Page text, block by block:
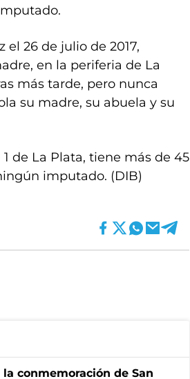
26 de julio de 2017,
en la periferia de La
más tarde, pero nunca
su madre, su abuela y su
de La Plata, tiene más de 45
imputado. (DIB)
conmemoración de San